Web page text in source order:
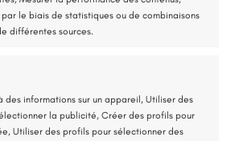
le biais de statistiques ou de combinaisons
différentes sources.
informations sur un appareil, Utiliser des
la publicité, Créer des profils pour
Utiliser des profils pour sélectionner des
:02 52 35 26 70
et sans engagement
disponibles selon votre revenu fiscal
administratif et financier complet